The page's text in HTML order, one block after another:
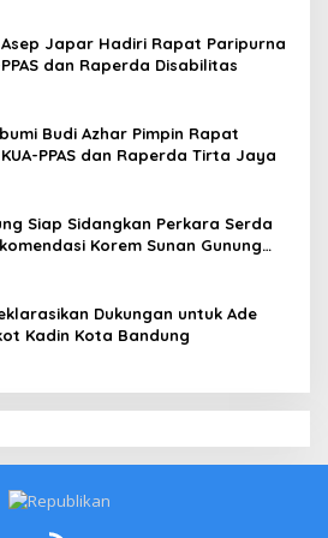
Japar Hadiri Rapat Paripurna
PPAS dan Raperda Disabilitas
Budi Azhar Pimpin Rapat
PPAS dan Raperda Tirta Jaya
Siap Sidangkan Perkara Serda
Korem Sunan Gunung
Dukungan untuk Ade
Kadin Kota Bandung